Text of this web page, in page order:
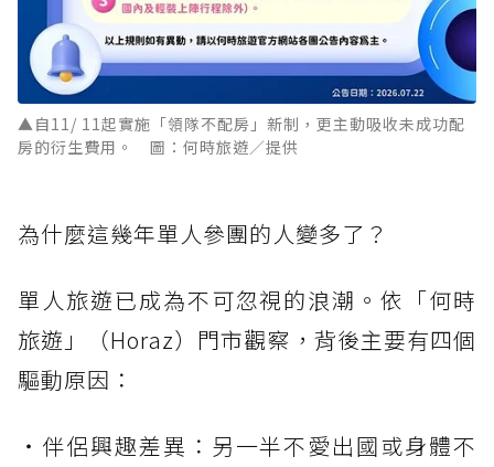
▲自11/ 11起實施「領隊不配房」新制，更主動吸收未成功配
房的衍生費用。 圖：何時旅遊／提供
為什麼這幾年單人參團的人變多了？
單人旅遊已成為不可忽視的浪潮。依「何時
旅遊」（Horaz）門市觀察，背後主要有四個
驅動原因：
・伴侶興趣差異：另一半不愛出國或身體不